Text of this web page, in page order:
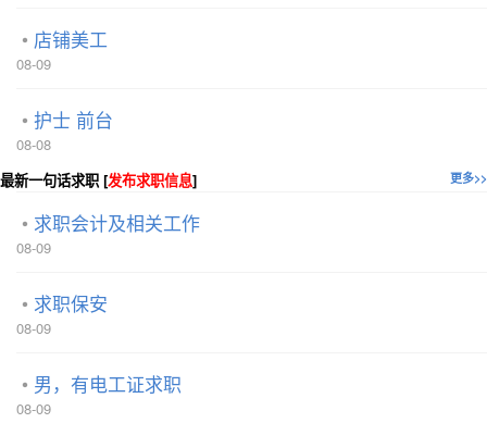
店铺美工
08-09
护士 前台
08-08
更多>>
最新一句话求职 [发布求职信息]
求职会计及相关工作
08-09
求职保安
08-09
男，有电工证求职
08-09